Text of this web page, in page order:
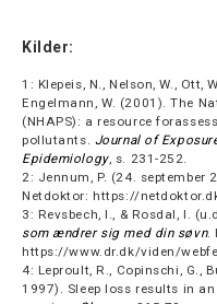
Kilder:
1: Klepeis, N., Nelson, W., Ott,
Engelmann, W. (2001). The
(NHAPS): a resource
pollutants. Journal of
Epidemiology, s. 231-252.
2: Jennum, P. (24. september
Netdoktor: https://
3: Revsbech, I., & Rosdal, I.
som ændrer sig med din søvn.
https://www.dr.dk/viden/
4: Leproult, R., Copinschi, G.,
1997). Sleep loss results in